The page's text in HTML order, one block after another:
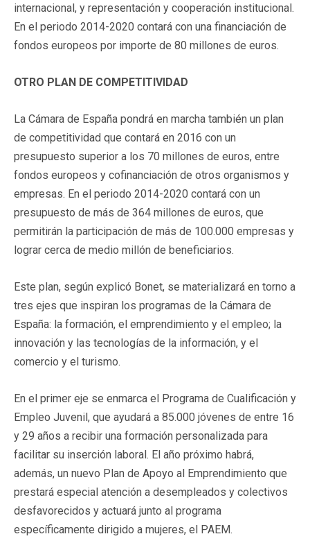
internacional, y representación y cooperación institucional.
En el periodo 2014-2020 contará con una financiación de
fondos europeos por importe de 80 millones de euros.
OTRO PLAN DE COMPETITIVIDAD
La Cámara de España pondrá en marcha también un plan
de competitividad que contará en 2016 con un
presupuesto superior a los 70 millones de euros, entre
fondos europeos y cofinanciación de otros organismos y
empresas. En el periodo 2014-2020 contará con un
presupuesto de más de 364 millones de euros, que
permitirán la participación de más de 100.000 empresas y
lograr cerca de medio millón de beneficiarios.
Este plan, según explicó Bonet, se materializará en torno a
tres ejes que inspiran los programas de la Cámara de
España: la formación, el emprendimiento y el empleo; la
innovación y las tecnologías de la información, y el
comercio y el turismo.
En el primer eje se enmarca el Programa de Cualificación y
Empleo Juvenil, que ayudará a 85.000 jóvenes de entre 16
y 29 años a recibir una formación personalizada para
facilitar su inserción laboral. El año próximo habrá,
además, un nuevo Plan de Apoyo al Emprendimiento que
prestará especial atención a desempleados y colectivos
desfavorecidos y actuará junto al programa
específicamente dirigido a mujeres, el PAEM.